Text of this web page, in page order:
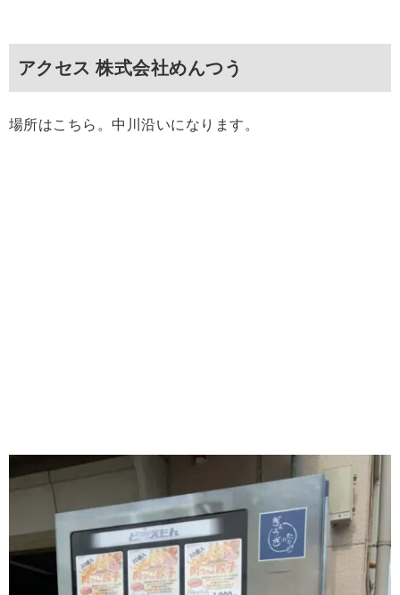
アクセス 株式会社めんつう
場所はこちら。中川沿いになります。